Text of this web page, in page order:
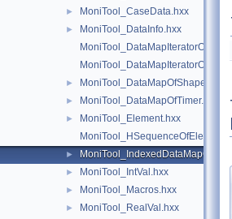
► MoniTool_CaseData.hxx
►
MoniTool_DataInfo.hxx
►
► MoniTool_DataMapOfTimer.hxx
►
MoniTool_Element.hxx
►
► MoniTool_IntVal.hxx
► MoniTool_Macros.hxx
► MoniTool_RealVal.hxx